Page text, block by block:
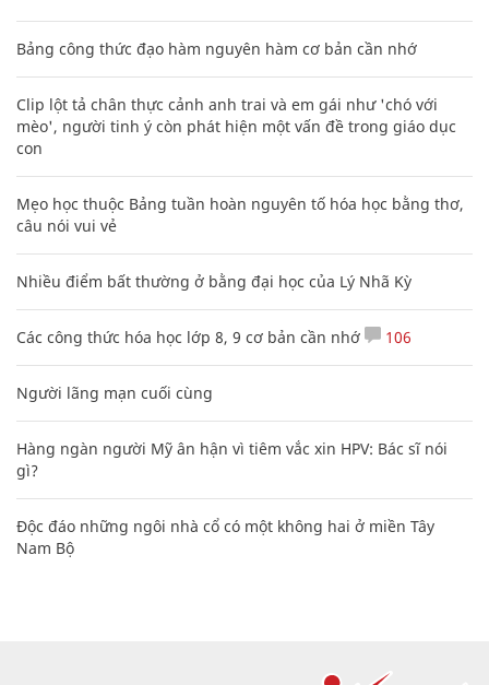
Bảng công thức đạo hàm nguyên hàm cơ bản cần nhớ
Clip lột tả chân thực cảnh anh trai và em gái như 'chó với
mèo', người tinh ý còn phát hiện một vấn đề trong giáo dục
con
Mẹo học thuộc Bảng tuần hoàn nguyên tố hóa học bằng thơ,
câu nói vui vẻ
Nhiều điểm bất thường ở bằng đại học của Lý Nhã Kỳ
Các công thức hóa học lớp 8, 9 cơ bản cần nhớ 106
Người lãng mạn cuối cùng
Hàng ngàn người Mỹ ân hận vì tiêm vắc xin HPV: Bác sĩ nói
gì?
Độc đáo những ngôi nhà cổ có một không hai ở miền Tây
Nam Bộ